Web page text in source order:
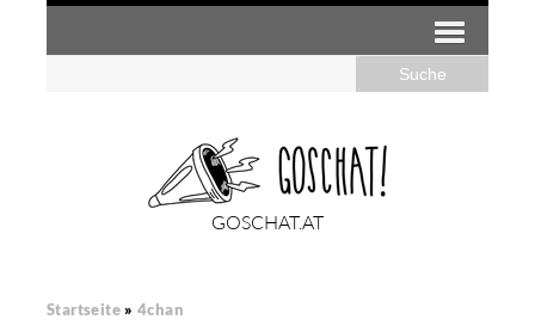
GOSCHAT.AT
Startseite » 4chan